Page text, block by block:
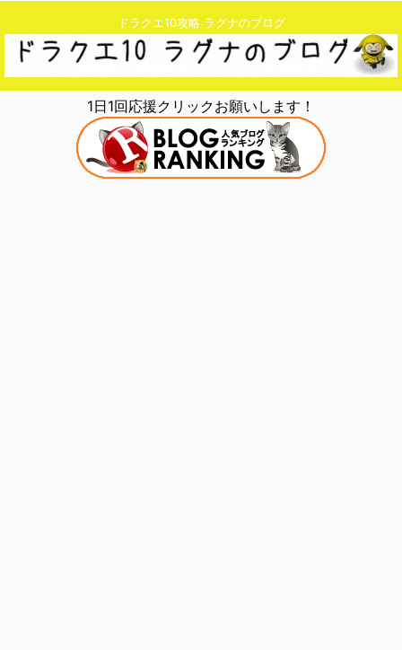
ドラクエ10攻略 ラグナのブログ
1日1回応援クリックお願いします！